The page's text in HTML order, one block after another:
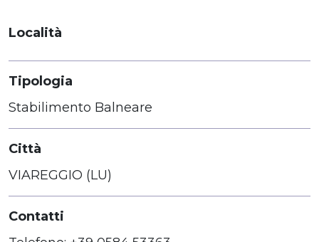
Località
Tipologia
Stabilimento Balneare
Città
VIAREGGIO (LU)
Contatti